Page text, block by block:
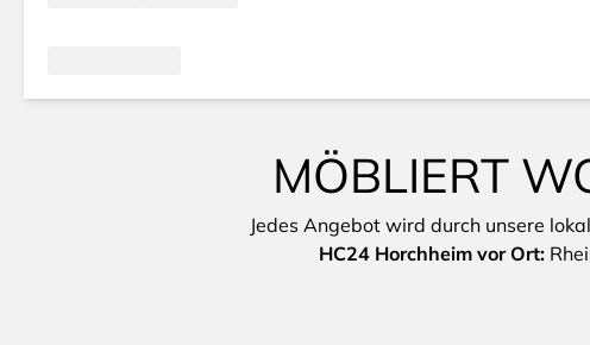
MÖBLIERT
Jedes Angebot wird durch unsere
HC24 Horchheim vor Ort: